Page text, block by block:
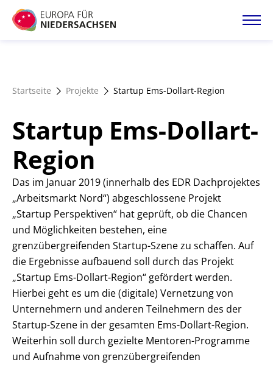
Direkt
zum
Förderangebote
Magazin
Startseite Projekte Startup Ems-Dollart-Region
Startup Ems-Dollart-
Region
Das im Januar 2019 (innerhalb des EDR Dachprojektes
„Arbeitsmarkt Nord“) abgeschlossene Projekt
„Startup Perspektiven“ hat geprüft, ob die Chancen
und Möglichkeiten bestehen, eine
grenzübergreifenden Startup-Szene zu schaffen. Auf
die Ergebnisse aufbauend soll durch das Projekt
„Startup Ems-Dollart-Region“ gefördert werden.
Hierbei geht es um die (digitale) Vernetzung von
Unternehmern und anderen Teilnehmern des der
Startup-Szene in der gesamten Ems-Dollart-Region.
Weiterhin soll durch gezielte Mentoren-Programme
und Aufnahme von grenzübergreifenden